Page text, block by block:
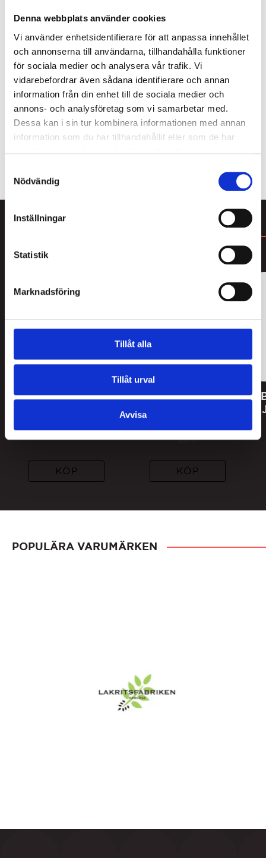
Denna webbplats använder cookies
Vi använder enhetsidentifierare för att anpassa innehållet
och annonserna till användarna, tillhandahålla funktioner
för sociala medier och analysera vår trafik. Vi
vidarebefordrar även sådana identifierare och annan
information från din enhet till de sociala medier och
annons- och analysföretag som vi samarbetar med.
Dessa kan i sin tur kombinera informationen med annan
information som du har tillhandahållit eller som de har
Nödvändig
Inställningar
Statistik
Marknadsföring
Tillåt alla
Tillåt urval
Avvisa
Örebro Kaffe & Pralin, kondiset med de bästa
kolorna i stan!! Mitt i centrala Örebro tillverkas den
så populära kolan “Gudomlig Lakritskola” doppad i
len choklad, pudrad med lakritsgranulat och
havssalt, handgjord från början till slut. Finns i flera
smakkombinationer, i tillverkningen används enbart
rena råvaror.
Lakritsfabriken
37kr
KÖP
Lakritsroten Salta
69kr
69kr
KÖP
POPULÄRA VARUMÄRKEN